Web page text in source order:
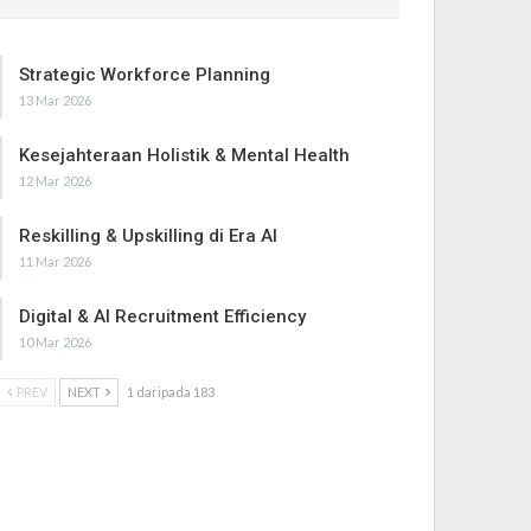
Strategic Workforce Planning
13 Mar 2026
Kesejahteraan Holistik & Mental Health
12 Mar 2026
Reskilling & Upskilling di Era AI
11 Mar 2026
Digital & AI Recruitment Efficiency
10 Mar 2026
PREV NEXT 1 daripada 183